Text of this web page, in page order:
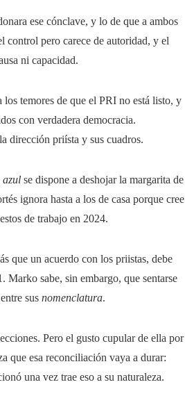
ese cónclave, y lo de que a ambos
control pero carece de autoridad, y el
ni capacidad.
temores de que el PRI no está listo, y
con verdadera democracia.
dirección priísta y sus cuadros.
azul se dispone a deshojar la margarita de
ignora hasta a los de casa porque cree
de trabajo en 2024.
que un acuerdo con los priistas, debe
sabe, sin embargo, que sentarse
sus nomenclatura.
Pero el gusto cupular de ella por
que esa reconciliación vaya a durar:
una vez trae eso a su naturaleza.